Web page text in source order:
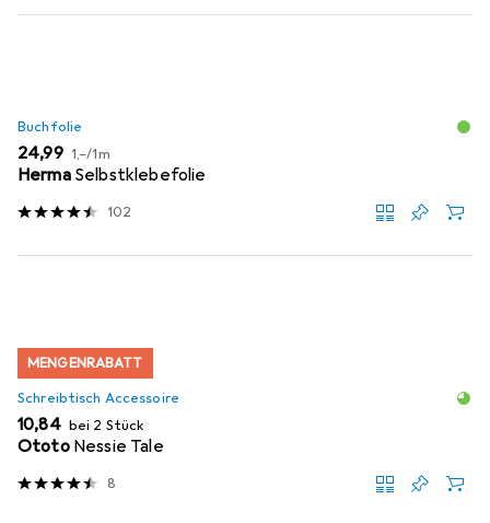
Buchfolie
EUR
24,99 EUR
1,–/1m
Herma Selbstklebefolie
102
MENGENRABATT
Schreibtisch Accessoire
EUR
10,84 bei 2 Stück
Ototo Nessie Tale
8